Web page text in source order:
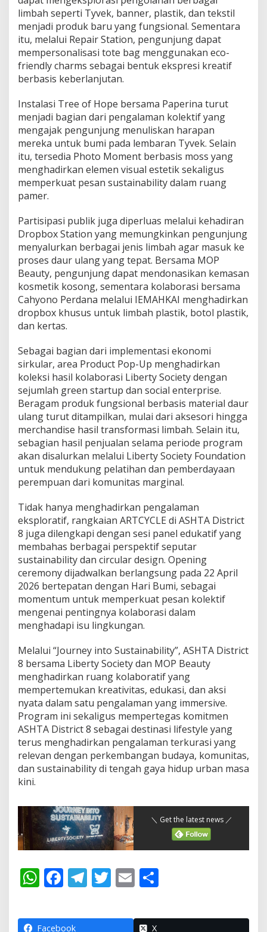
r
u
d
a
r
i
b
a
h
limbah seperti Tyvek, banner, plastik, dan tekstil
menjadi produk baru yang fungsional. Sementara
itu, melalui Repair Station, pengunjung dapat
mempersonalisasi tote bag menggunakan eco-
friendly charms sebagai bentuk ekspresi kreatif
berbasis keberlanjutan.
Instalasi Tree of Hope bersama Paperina turut
menjadi bagian dari pengalaman kolektif yang
mengajak pengunjung menuliskan harapan
mereka untuk bumi pada lembaran Tyvek. Selain
itu, tersedia Photo Moment berbasis moss yang
menghadirkan elemen visual estetik sekaligus
memperkuat pesan sustainability dalam ruang
pamer.
Partisipasi publik juga diperluas melalui kehadiran
Dropbox Station yang memungkinkan pengunjung
menyalurkan berbagai jenis limbah agar masuk ke
proses daur ulang yang tepat. Bersama MOP
Beauty, pengunjung dapat mendonasikan kemasan
kosmetik kosong, sementara kolaborasi bersama
Cahyono Perdana melalui IEMAHKAI menghadirkan
dropbox khusus untuk limbah plastik, botol plastik,
dan kertas.
Sebagai bagian dari implementasi ekonomi
sirkular, area Product Pop-Up menghadirkan
koleksi hasil kolaborasi Liberty Society dengan
sejumlah green startup dan social enterprise.
Beragam produk fungsional berbasis material daur
ulang turut ditampilkan, mulai dari aksesori hingga
merchandise hasil transformasi limbah. Selain itu,
sebagian hasil penjualan selama periode program
akan disalurkan melalui Liberty Society Foundation
untuk mendukung pelatihan dan pemberdayaan
perempuan dari komunitas marginal.
Tidak hanya menghadirkan pengalaman
eksploratif, rangkaian ARTCYCLE di ASHTA District
8 juga dilengkapi dengan sesi panel edukatif yang
membahas berbagai perspektif seputar
sustainability dan circular design. Opening
ceremony dijadwalkan berlangsung pada 22 April
2026 bertepatan dengan Hari Bumi, sebagai
momentum untuk memperkuat pesan kolektif
mengenai pentingnya kolaborasi dalam
menghadapi isu lingkungan.
Melalui “Journey into Sustainability”, ASHTA District
8 bersama Liberty Society dan MOP Beauty
menghadirkan ruang kolaboratif yang
mempertemukan kreativitas, edukasi, dan aksi
nyata dalam satu pengalaman yang immersive.
Program ini sekaligus mempertegas komitmen
ASHTA District 8 sebagai destinasi lifestyle yang
terus menghadirkan pengalaman terkurasi yang
relevan dengan perkembangan budaya, komunitas,
dan sustainability di tengah gaya hidup urban masa
kini.
＼ Get the latest news ／
W
at
F
e
T
e
T
itt
E
ai ar
Facebook X